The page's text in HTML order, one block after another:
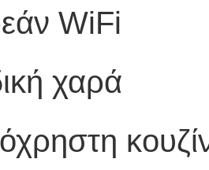
WiFi
χαρά